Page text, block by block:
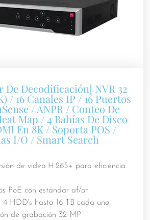
De Decodificación] NVR 32
/ 16 Canales IP / 16 Puertos
/ ANPR / Conteo De
Map / 4 Bahías De Disco
En 8K / Soporta POS /
I/O / Smart Search
de video H.265+ para eficiencia
PoE con estándar af/at
4 HDD's hasta 16 TB cada uno
de grabación 32 MP